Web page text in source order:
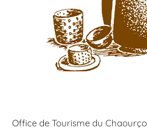
Office de Tourisme du